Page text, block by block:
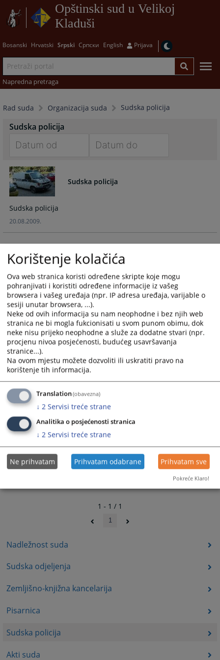
Opštinski sud u Velikoj
Kladuši
Bosanski Hrvatski Srpski Српски English Prijava
Napredna pretraga
Rad suda Organizacija suda Sudska policija
Nadležnost suda
Sudska odjeljenja
Zemljišno-knjižna kancelarija
Pisarnica
Sudska policija
Akti suda
Sudska policija
forward
to
interact
with
calendar
a
Press
the
question
mark
key
to
get
the
keyboard
shortcuts
for
changing
dates.
to
a
Press
the
question
mark
key
to
get
the
keyboard
changing
dates.
Sudska policija
Sudska policija
20.08.2009.
1 - 1 / 1
1
Korištenje kolačića
Ova web stranica koristi određene skripte koje mogu
pohranjivati i koristiti određene informacije iz vašeg
browsera i vašeg uređaja (npr. IP adresa uređaja, varijable o
sesiji unutar browsera, ...).
Neke od ovih informacija su nam neophodne i bez njih web
stranica ne bi mogla fukcionisati u svom punom obimu, dok
neke nisu prijeko neophodne a služe za dodatne stvari (npr.
procjenu nivoa posjećenosti, budućeg usavršavanja
stranice...).
Na ovom mjestu možete dozvoliti ili uskratiti pravo na
korištenje tih informacija.
Translation(obavezna)
↓ 2 Servisi treće strane
Analitika o posjećenosti stranica
↓ 2 Servisi treće strane
Ne prihvatam Prihvatam odabrane Prihvatam sve
Pokreće Klaro!